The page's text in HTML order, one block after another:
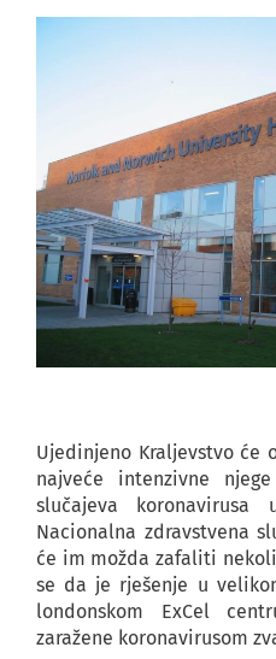
Ujedinjeno Kraljevstvo će
najveće intenzivne
slučajeva
Nacionalna zdravstvena
će im možda zafaliti
se da je rješenje u
londonskom ExCel
zaražene koronavirusom